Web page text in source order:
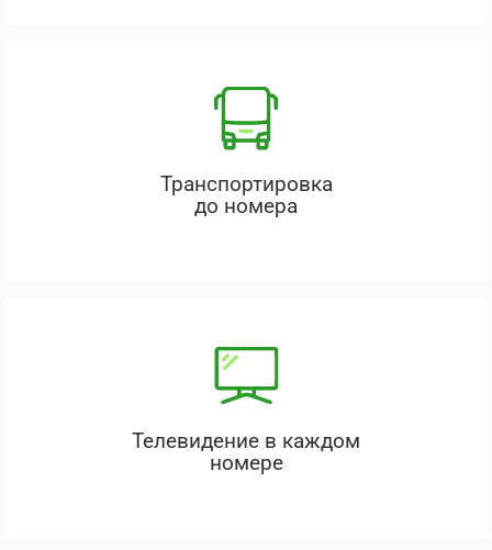
Транспортировка
до номера
Телевидение в каждом
номере